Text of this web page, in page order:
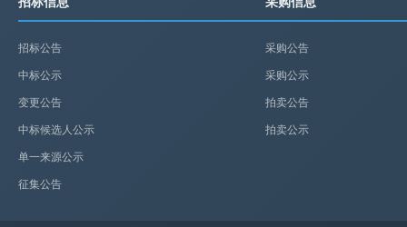
招标公告
中标公示
变更公告
中标候选人公示
单一来源公示
征集公告
采购公告
采购公示
拍卖公告
拍卖公示